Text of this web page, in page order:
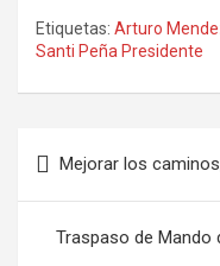
Etiquetas: Arturo
Santi Peña Presidente
de
entradas
Mejorar los
Traspaso de Mando